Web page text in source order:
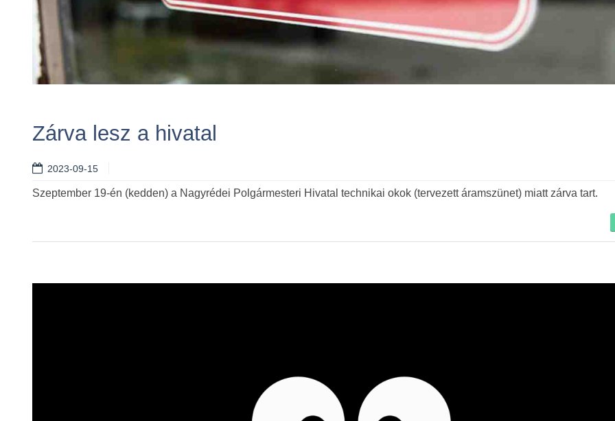
Zárva lesz a hivatal
2023-09-15
Szeptember 19-én (kedden) a Nagyrédei Polgármesteri Hivatal technikai okok (tervezett áramszünet) miatt zárva tart.